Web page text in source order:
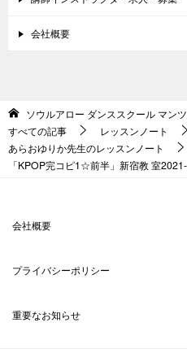
会社概要
ソウルアロー ダンススクール マン
すべての記事
レッスンノート
あらおゆりか先生のレッスンノート
「KPOP完コピ1☆前半」新宿教 室
会社概要
プライバシーポリシー
重要なお知らせ